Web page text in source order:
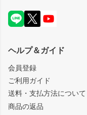
ヘルプ＆ガイド
会員登録
ご利用ガイド
送料・支払方法について
商品の返品